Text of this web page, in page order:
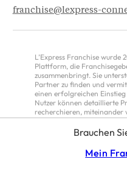
Brauchen
Mein
franchise@lexpress-
L’Express Franchise wurde
Plattform, die
zusammenbringt. Sie
Partner zu finden und
einen erfolgreichen
Nutzer können detaillierte
recherchieren, miteinander
deren Konzepte
fundierte Informationen zu
unternehmerischen
veröffentlicht L’Express
Reportagen, Studien,